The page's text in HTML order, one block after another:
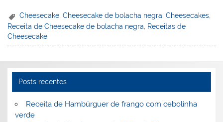
er
e
st
k
e
dI
c
e
b
o
k
itt
er
ai
l
h
o
o
l
t
ar
e
Cheesecake ,Cheesecake de bolacha negra ,Cheesecakes
Receita de Cheesecake de bolacha negra Receitas de
Cheesecake
Posts recentes
Receita de Hambúrguer de frango com cebolinha
verde